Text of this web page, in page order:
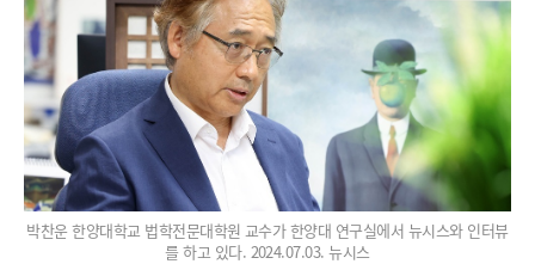
박찬운 한양대학교 법학전문대학원 교수가 한양대 연구실에서 뉴시스와 인터뷰
를 하고 있다. 2024.07.03. 뉴시스